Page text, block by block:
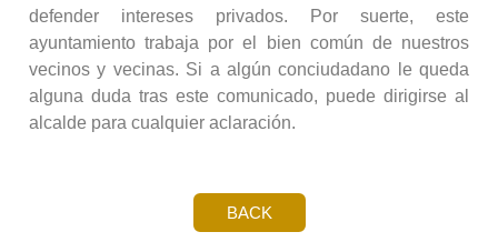
defender intereses privados. Por suerte, este
ayuntamiento trabaja por el bien común de nuestros
vecinos y vecinas. Si a algún conciudadano le queda
alguna duda tras este comunicado, puede dirigirse al
alcalde para cualquier aclaración.
BACK